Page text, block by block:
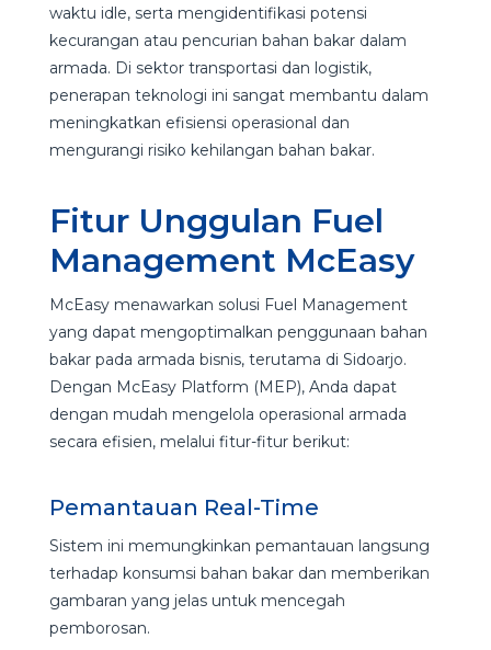
waktu idle, serta mengidentifikasi potensi
kecurangan atau pencurian bahan bakar dalam
armada. Di sektor transportasi dan logistik,
penerapan teknologi ini sangat membantu dalam
meningkatkan efisiensi operasional dan
mengurangi risiko kehilangan bahan bakar.
Fitur Unggulan Fuel
Management McEasy
McEasy menawarkan solusi Fuel Management
yang dapat mengoptimalkan penggunaan bahan
bakar pada armada bisnis, terutama di Sidoarjo.
Dengan McEasy Platform (MEP), Anda dapat
dengan mudah mengelola operasional armada
secara efisien, melalui fitur-fitur berikut:
Pemantauan Real-Time
Sistem ini memungkinkan pemantauan langsung
terhadap konsumsi bahan bakar dan memberikan
gambaran yang jelas untuk mencegah
pemborosan.